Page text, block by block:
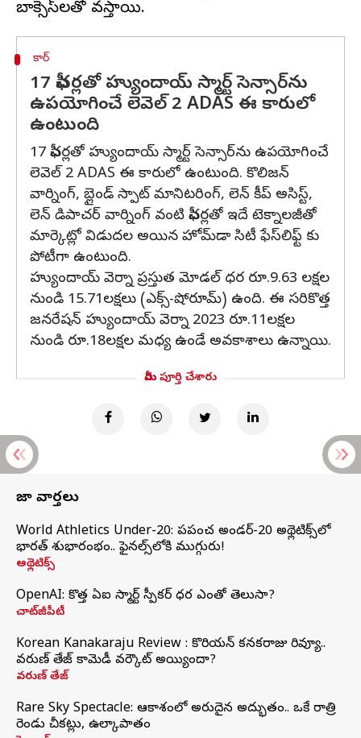
కార్
17 ఫీచర్లతో హ్యుందాయ్ స్మార్ట్ సెన్సార్‌ను
ఉపయోగించే లెవెల్ 2 ADAS ఈ కారులో
ఉంటుంది
17 ఫీచర్లతో హ్యుందాయ్ స్మార్ట్ సెన్సార్‌ను ఉపయోగించే
లెవెల్ 2 ADAS ఈ కారులో ఉంటుంది. కొలిజన్
వార్నింగ్, బ్లైండ్ స్పాట్ మానిటరింగ్, లెన్ కీప్ అసిస్ట్,
లెన్ డిపాచర్ వార్నింగ్ వంటి ఫీచర్లతో ఇదే టెక్నాలజీతో
మార్కెట్లో విడుదల అయిన హోమ్‌డా సిటీ ఫేస్‌లిఫ్ట్ కు
పోటీగా ఉంటుంది.
హ్యుందాయ్ వెర్నా ప్రస్తుత మోడల్ ధర రూ.9.63 లక్షల
నుండి 15.71లక్షలు (ఎక్స్-షోరూమ్) ఉంది. ఈ సరికొత్త
జనరేషన్ హ్యుందాయ్ వెర్నా 2023 రూ.11లక్షల
నుండి రూ.18లక్షల మధ్య ఉండే అవకాశాలు ఉన్నాయి.
మీరు పూర్తి చేశారు
తాజా వార్తలు
World Athletics Under-20: ప్రపంచ అండర్-20 అథ్లెటిక్స్‌లో
భారత్‌ శుభారంభం.. ఫైనల్స్‌లోకి ముగ్గురు!
అథ్లెటిక్స్
OpenAI: కొత్త ఏఐ స్మార్ట్ స్పీకర్ ధర ఎంతో తెలుసా?
చాట్‌జీపీటీ
Korean Kanakaraju Review : కొరియన్ కనకరాజు రివ్యూ..
వరుణ్ తేజ్ కామెడీ వర్కౌట్ అయ్యిందా?
వరుణ్ తేజ్
Rare Sky Spectacle: ఆకాశంలో అరుదైన అద్భుతం.. ఒకే రాత్రి
రెండు చీకట్లు, ఉల్కాపాతం